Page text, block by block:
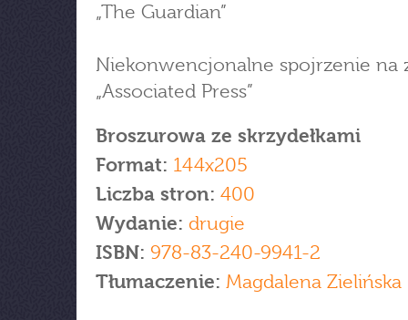
„The Guardian”
Niekonwencjonalne spojrzenie na
„Associated Press”
Broszurowa ze skrzydełkami
Format: 144x205
Liczba stron: 400
Wydanie: drugie
ISBN: 978-83-240-9941-2
Tłumaczenie: Magdalena Zielińska